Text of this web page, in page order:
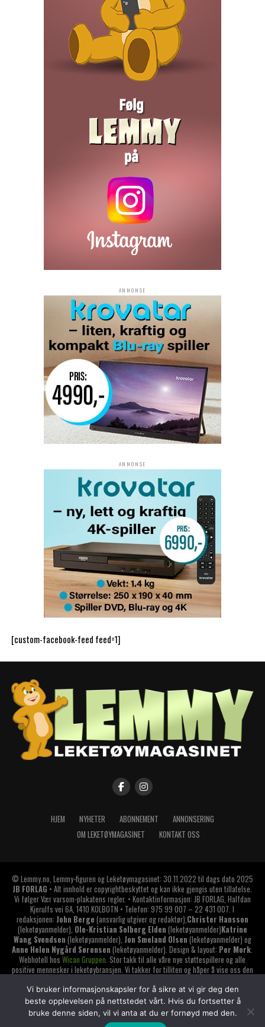
ANNONSE
ANNONSE
[custom-facebook-feed feed=1]
HJEM NYHETER ABONNEMENT
ANNONSERING
OM LEKETØYMAGASINET
KONTAKT OSS
© Lemmy.no, Lemmy-figuren og Leketøymagasinet: 30.11.2022 til dags dato 2025
JB FORLAG • Alt innhold er copyrightbeskyttet og kan ikke gjengis uten tillatelse.
Vi følger Vær varsom-plakatens regler. • Kontaktinformasjon: JB FORLAG, Halfdan
Kjerulfs vei 6A, 1410 KOLBOTN • Telefon: 975 99 007 – 22 431 007. I
redaksjonen: John Berge (ansvarlig utgiver og redaktør), Christer Hansson
(leketøyanmelder), Ole-Kristian Solberg Elden (leketøyanmelder)Katrine
Wang Svendsen (leketøyanmelder), Jon Smeland Olsen (leketøyanmelder) og
Anne Helen Nygård Sørensen (leketøyanmelder). Design & layout: Per Mork
Webhotell hosWican Gruppen. Stor takk til alle våre nye støttespillere og alle
positive mennesker i leketøybransjen. Vi takker for tilliten og håper å vise oss den
skuldrene!
LEMMY LEKETØYMAGASINET er medlem av
Vi bruker informasjonskapsler for å sikre at vi gir deg den
beste opplevelsen på nettstedet vårt. Hvis du fortsetter å
bruke denne siden, vil vi anta at du er fornøyd med den.